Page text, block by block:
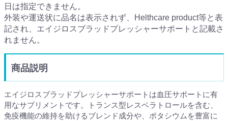
日は指定できません。
外装や運送状に品名は表示されず、Helthcare product等と表
記され、エイジロスブラッドプレッシャーサポートと記載さ
れません。
商品説明
エイジロスブラッドプレッシャーサポートは血圧サポートに有
用なサプリメントです。トランス型レスベラトロールを含む、
免疫機能の維持を助けるブレンド成分や、ポタシウムを豊富に